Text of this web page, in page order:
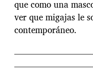
que como una
ver que migajas le
contemporáneo.